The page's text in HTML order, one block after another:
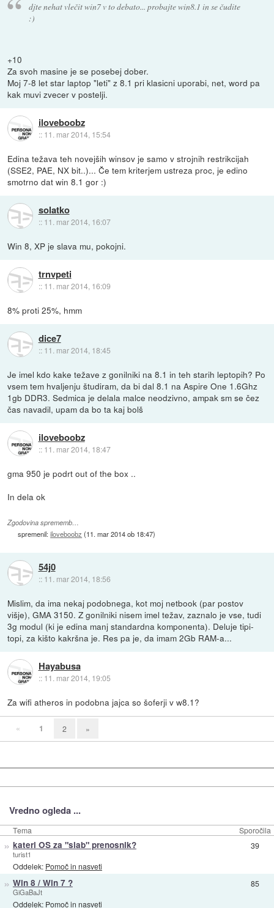
djte nehat vlečit win7 v to debato... probajte win8.1 in se čudite
:)
+10
Za svoh masine je se posebej dober.
Moj 7-8 let star laptop "leti" z 8.1 pri klasicni uporabi, net, word pa
kak muvi zvecer v postelji.
iloveboobz
:: 11. mar 2014, 15:54
Edina težava teh novejših winsov je samo v strojnih restrikcijah
(SSE2, PAE, NX bit..)... Če tem kriterjem ustreza proc, je edino
smotrno dat win 8.1 gor :)
solatko
:: 11. mar 2014, 16:07
Win 8, XP je slava mu, pokojni.
trnvpeti
:: 11. mar 2014, 16:09
8% proti 25%, hmm
dice7
:: 11. mar 2014, 18:45
Je imel kdo kake težave z gonilniki na 8.1 in teh starih leptopih? Po
vsem tem hvaljenju študiram, da bi dal 8.1 na Aspire One 1.6Ghz
1gb DDR3. Sedmica je delala malce neodzivno, ampak sm se čez
čas navadil, upam da bo ta kaj bolš
iloveboobz
:: 11. mar 2014, 18:47
gma 950 je podrt out of the box ..
In dela ok
Zgodovina sprememb…
spremenil:iloveboobz (11. mar 2014 ob 18:47)
54j0
:: 11. mar 2014, 18:56
Mislim, da ima nekaj podobnega, kot moj netbook (par postov
višje), GMA 3150. Z gonilniki nisem imel težav, zaznalo je vse, tudi
3g modul (ki je edina manj standardna komponenta). Deluje tipi-
topi, za kišto kakršna je. Res pa je, da imam 2Gb RAM-a...
Hayabusa
:: 11. mar 2014, 19:05
Za wifi atheros in podobna jajca so šoferji v w8.1?
« 1 2 »
Vredno ogleda ...
Tema Sporočila
» kateri OS za "slab" prenosnik?
turist1
Oddelek: Pomoč in nasveti
39
» Win 8 / Win 7 ?
GiGaBaJt
Oddelek: Pomoč in nasveti
85